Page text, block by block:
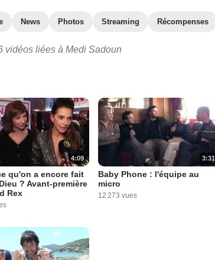
News Photos Streaming Récompenses
vidéos liées à Medi Sadoun
4:09
qu'on a encore fait
? Avant-première
Rex
3:31
Baby Phone : l'équipe au
micro
12 273 vues